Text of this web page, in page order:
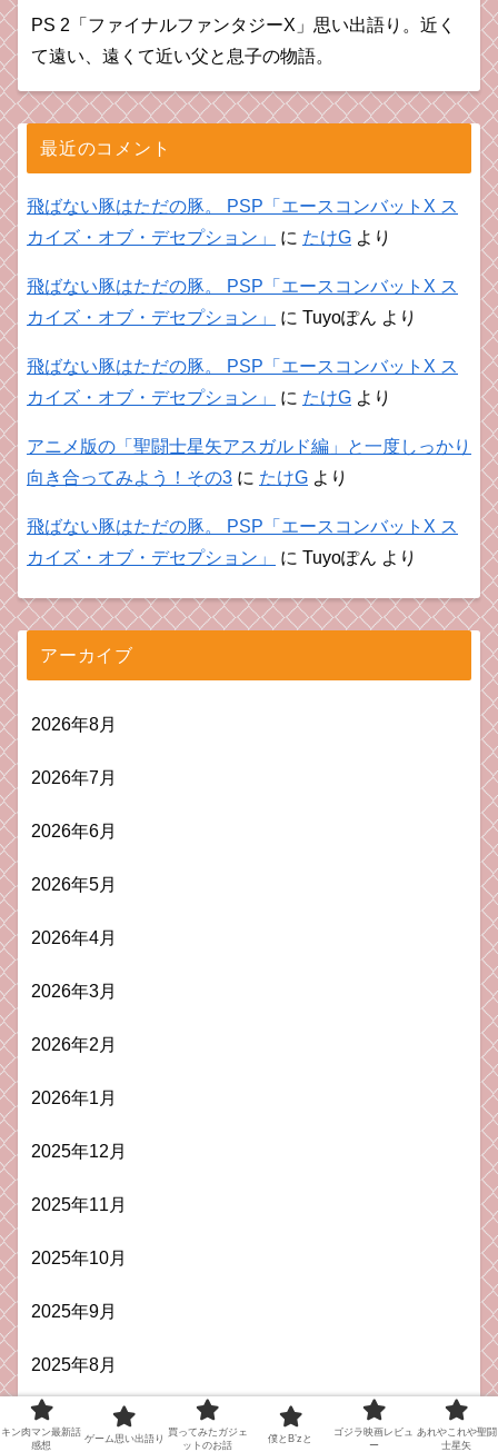
PS 2「ファイナルファンタジーX」思い出語り。近く
て遠い、遠くて近い父と息子の物語。
最近のコメント
飛ばない豚はただの豚。 PSP「エースコンバットX ス
カイズ・オブ・デセプション」
に たけG より
飛ばない豚はただの豚。 PSP「エースコンバットX ス
カイズ・オブ・デセプション」
に Tuyoぽん より
飛ばない豚はただの豚。 PSP「エースコンバットX ス
カイズ・オブ・デセプション」
に たけG より
アニメ版の「聖闘士星矢アスガルド編」と一度しっかり
向き合ってみよう！その3 に たけG より
飛ばない豚はただの豚。 PSP「エースコンバットX ス
カイズ・オブ・デセプション」
に Tuyoぽん より
アーカイブ
2026年8月
2026年7月
2026年6月
2026年5月
2026年4月
2026年3月
2026年2月
2026年1月
2025年12月
2025年11月
2025年10月
2025年9月
2025年8月
2025年7月
キン肉マン最新話
感想
ゲーム思い出語り
買ってみたガジェ
ットのお話
僕とB’zと
ゴジラ映画レビュ
ー
あれやこれや聖闘
士星矢